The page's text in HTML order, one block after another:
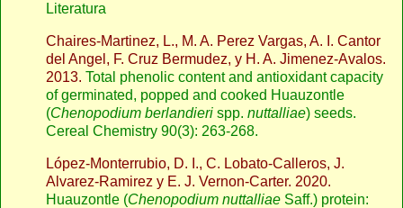
Literatura
Chaires-Martinez, L., M. A. Perez Vargas, A. I. Cantor
del Angel, F. Cruz Bermudez, y H. A. Jimenez-Avalos.
2013. Total phenolic content and antioxidant capacity
of germinated, popped and cooked Huauzontle
(Chenopodium berlandieri spp. nuttalliae) seeds.
Cereal Chemistry 90(3): 263-268.
López-Monterrubio, D. I., C. Lobato-Calleros, J.
Alvarez-Ramirez y E. J. Vernon-Carter. 2020.
Huauzontle (Chenopodium nuttalliae Saff.) protein: